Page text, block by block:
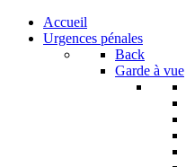
Accueil
Urgences pénales
Back
Garde à vue